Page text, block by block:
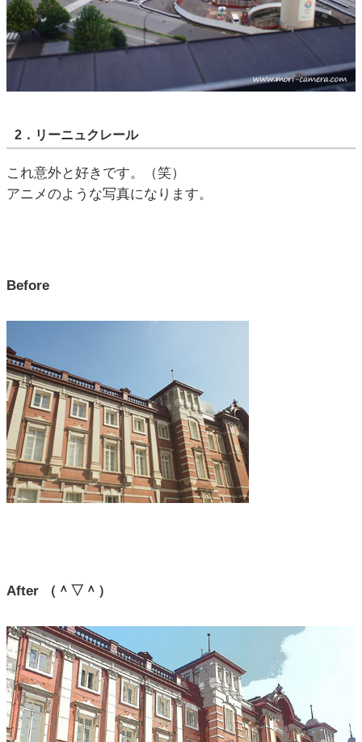
2．リーニュクレール
これ意外と好きです。（笑）
アニメのような写真になります。
Before
After （＾▽＾）